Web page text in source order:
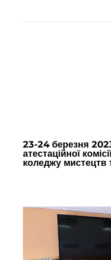
23-24 березня
атестаційної
коледжу мистецтв